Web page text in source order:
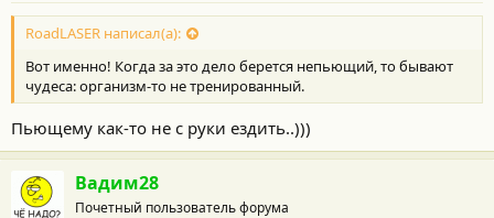
RoadLASER написал(а):
Вот именно! Когда за это дело берется непьющий, то бывают
чудеса: организм-то не тренированный.
Пьющему как-то не с руки ездить..)))
Вадим28
Почетный пользователь форума